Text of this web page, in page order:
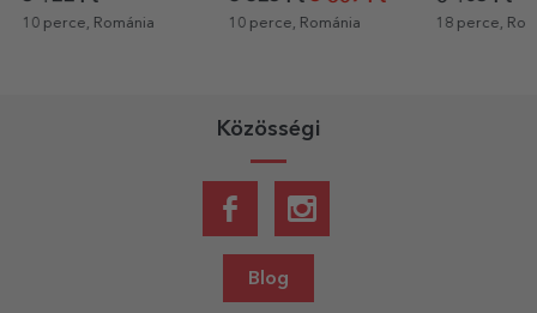
10 perce, Románia
Arany
18 perce, Románia 31 perce,
Közösségi
Blog